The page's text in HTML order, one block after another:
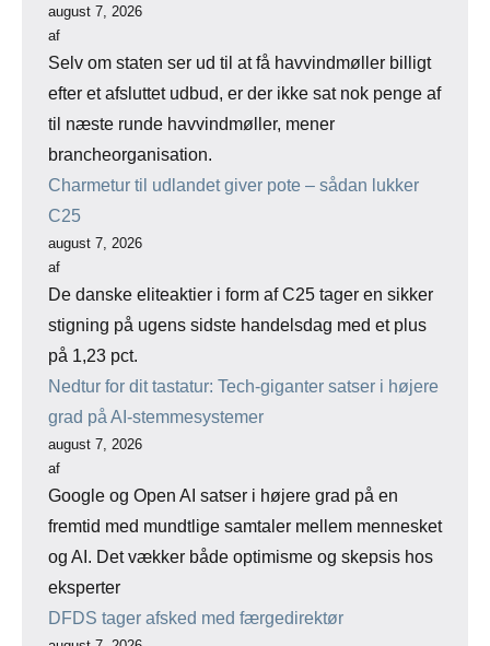
august 7, 2026
af
Selv om staten ser ud til at få havvindmøller billigt
efter et afsluttet udbud, er der ikke sat nok penge af
til næste runde havvindmøller, mener
brancheorganisation.
Charmetur til udlandet giver pote – sådan lukker
C25
august 7, 2026
af
De danske eliteaktier i form af C25 tager en sikker
stigning på ugens sidste handelsdag med et plus
på 1,23 pct.
Nedtur for dit tastatur: Tech-giganter satser i højere
grad på AI-stemmesystemer
august 7, 2026
af
Google og Open AI satser i højere grad på en
fremtid med mundtlige samtaler mellem mennesket
og AI. Det vækker både optimisme og skepsis hos
eksperter
DFDS tager afsked med færgedirektør